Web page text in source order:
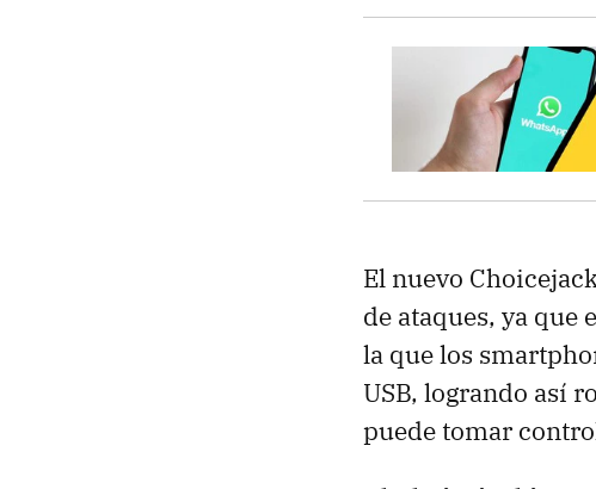
El nuevo
de ataques, ya
la que los
USB, logrando así
puede tomar